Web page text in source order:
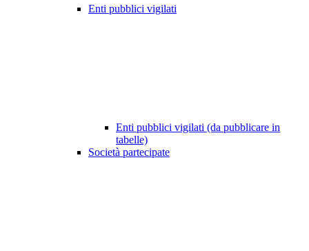
Enti pubblici vigilati
Enti pubblici vigilati (da pubblicare in
tabelle)
Società partecipate